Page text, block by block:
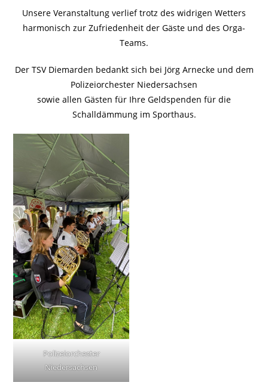
Unsere Veranstaltung verlief trotz des widrigen Wetters
harmonisch zur Zufriedenheit der Gäste und des Orga-
Teams.
Der TSV Diemarden bedankt sich bei Jörg Arnecke und dem
Polizeiorchester Niedersachsen
sowie allen Gästen für Ihre Geldspenden für die
Schalldämmung im Sporthaus.
Polizeiorchester
Niedersachsen